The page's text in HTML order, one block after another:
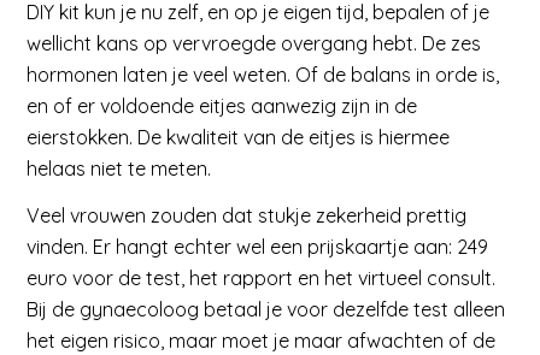
DIY kit kun je nu zelf, en op je eigen tijd, bepalen of je
wellicht kans op vervroegde overgang hebt. De zes
hormonen laten je veel weten. Of de balans in orde is,
en of er voldoende eitjes aanwezig zijn in de
eierstokken. De kwaliteit van de eitjes is hiermee
helaas niet te meten.
Veel vrouwen zouden dat stukje zekerheid prettig
vinden. Er hangt echter wel een prijskaartje aan: 249
euro voor de test, het rapport en het virtueel consult.
Bij de gynaecoloog betaal je voor dezelfde test alleen
het eigen risico, maar moet je maar afwachten of de